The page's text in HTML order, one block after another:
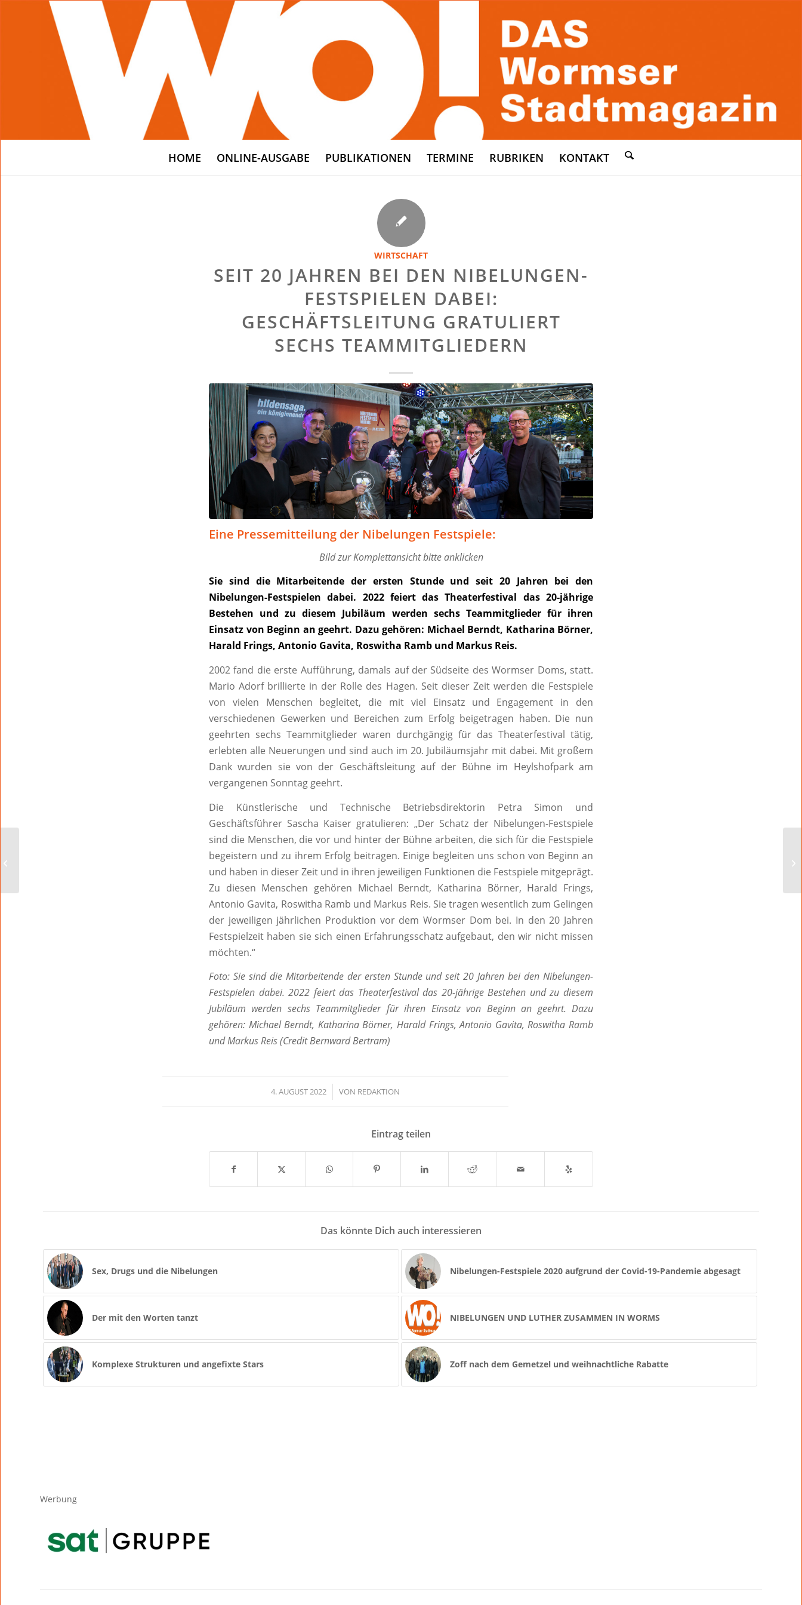
HOME ONLINE-AUSGABE PUBLIKATIONEN TERMINE RUBRIKEN KONTAKT
WIRTSCHAFT
SEIT 20 JAHREN BEI DEN NIBELUNGEN-
FESTSPIELEN DABEI:
GESCHÄFTSLEITUNG GRATULIERT
SECHS TEAMMITGLIEDERN
Eine Pressemitteilung der Nibelungen Festspiele:
Bild zur Komplettansicht bitte anklicken
Sie sind die Mitarbeitende der ersten Stunde und seit 20 Jahren bei den
Nibelungen-Festspielen dabei. 2022 feiert das Theaterfestival das 20-jährige
Bestehen und zu diesem Jubiläum werden sechs Teammitglieder für ihren
Einsatz von Beginn an geehrt. Dazu gehören: Michael Berndt, Katharina Börner,
Harald Frings, Antonio Gavita, Roswitha Ramb und Markus Reis.
2002 fand die erste Aufführung, damals auf der Südseite des Wormser Doms, statt.
Mario Adorf brillierte in der Rolle des Hagen. Seit dieser Zeit werden die Festspiele
von vielen Menschen begleitet, die mit viel Einsatz und Engagement in den
verschiedenen Gewerken und Bereichen zum Erfolg beigetragen haben. Die nun
geehrten sechs Teammitglieder waren durchgängig für das Theaterfestival tätig,
erlebten alle Neuerungen und sind auch im 20. Jubiläumsjahr mit dabei. Mit großem
Dank wurden sie von der Geschäftsleitung auf der Bühne im Heylshofpark am
vergangenen Sonntag geehrt.
Die Künstlerische und Technische Betriebsdirektorin Petra Simon und
Geschäftsführer Sascha Kaiser gratulieren: „Der Schatz der Nibelungen-Festspiele
sind die Menschen, die vor und hinter der Bühne arbeiten, die sich für die Festspiele
begeistern und zu ihrem Erfolg beitragen. Einige begleiten uns schon von Beginn an
und haben in dieser Zeit und in ihren jeweiligen Funktionen die Festspiele mitgeprägt.
Zu diesen Menschen gehören Michael Berndt, Katharina Börner, Harald Frings,
Antonio Gavita, Roswitha Ramb und Markus Reis. Sie tragen wesentlich zum Gelingen
der jeweiligen jährlichen Produktion vor dem Wormser Dom bei. In den 20 Jahren
Festspielzeit haben sie sich einen Erfahrungsschatz aufgebaut, den wir nicht missen
möchten.“
Foto: Sie sind die Mitarbeitende der ersten Stunde und seit 20 Jahren bei den Nibelungen-
Festspielen dabei. 2022 feiert das Theaterfestival das 20-jährige Bestehen und zu diesem
Jubiläum werden sechs Teammitglieder für ihren Einsatz von Beginn an geehrt. Dazu
gehören: Michael Berndt, Katharina Börner, Harald Frings, Antonio Gavita, Roswitha Ramb
und Markus Reis (Credit Bernward Bertram)
4. AUGUST 2022
/ VON REDAKTION
Eintrag teilen
Das könnte Dich auch interessieren
Sex, Drugs und die Nibelungen Nibelungen-Festspiele 2020 aufgrund der Covid-19-Pandemie abgesagt
Der mit den Worten tanzt NIBELUNGEN UND LUTHER ZUSAMMEN IN WORMS
Komplexe Strukturen und angefixte Stars Zoff nach dem Gemetzel und weihnachtliche Rabatte
Werbung